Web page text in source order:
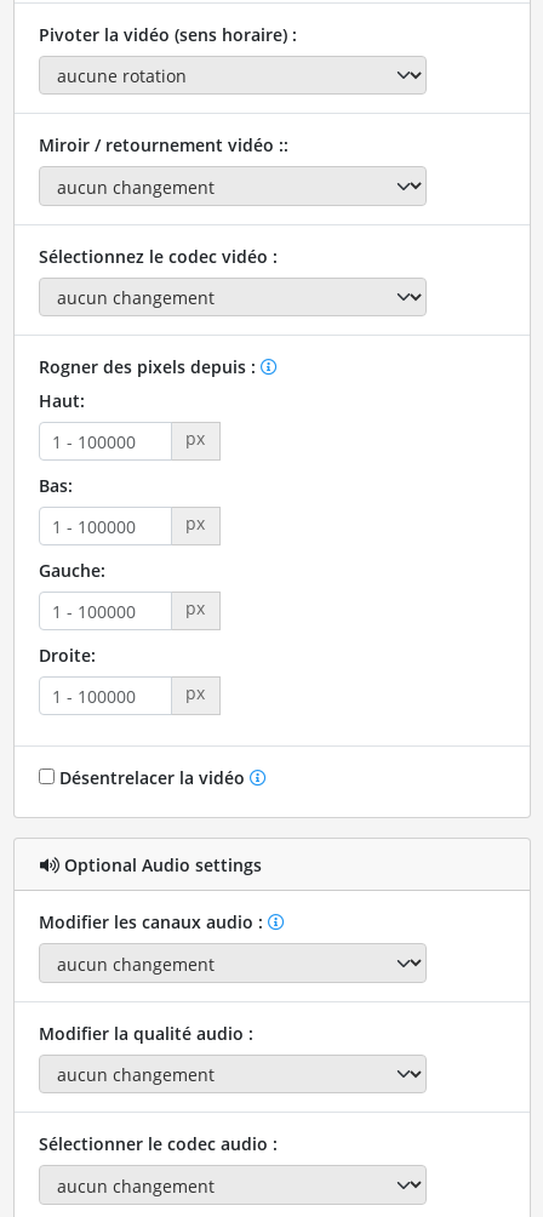
Pivoter la vidéo (sens horaire) :
Miroir / retournement vidéo ::
Sélectionnez le codec vidéo :
Rogner des pixels depuis :
Haut:
px
Bas:
px
Gauche:
px
Droite:
px
Désentrelacer la vidéo
Optional Audio settings
Modifier les canaux audio :
Modifier la qualité audio :
Sélectionner le codec audio :